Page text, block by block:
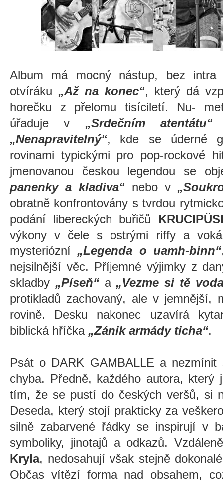
Album má mocný nástup, bez
otvíráku „Až na konec“, který dá
horečku z přelomu tisíciletí. Nu-
úřaduje v „Srdečním atentátu“
„Nenapravitelný“, kde se úderné
rovinami typickými pro pop-rockové
jmenovanou českou legendou se
panenky a kladiva“nebo v
obratně konfrontovány s tvrdou
podání libereckých buřičů
výkony v čele s ostrými riffy a
mysteriózní „Legenda o uamh-binn“
nejsilnější věc. Příjemné výjimky z
skladby „Píseň“a „Vezme si tě
protikladů zachovaný, ale v jemnější,
rovině. Desku nakonec uzavírá
biblická hříčka „Zánik armády ticha“.
Psát o DARK GAMBALLE a
chyba. Předně, každého autora,
tím, že se pustí do českých veršů, si
Deseda, který stojí prakticky za
silně zabarvené řádky se inspirují v
symboliky, jinotajů a odkazů.
Kryla, nedosahují však stejně
Občas vítězí forma nad obsahem,